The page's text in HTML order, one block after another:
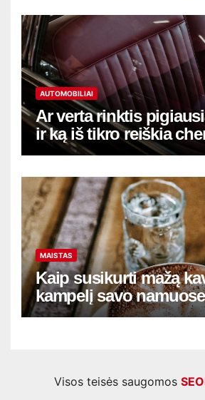
AUTOMOBILIAI
Ar verta rinktis
ir ką iš tikro reiškia
salono valymo
MAISTAS
Kaip susikurti mažą
kampelį savo namuose
Visos teisės saugomos